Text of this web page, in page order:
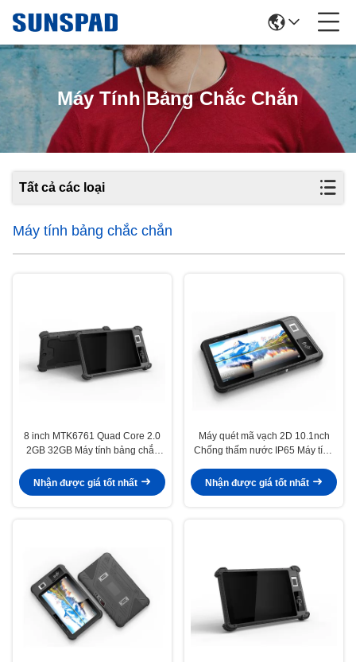
Máy Tính Bảng Chắc Chắn
Tất cả các loại
Máy tính bảng chắc chắn
8 inch MTK6761 Quad Core 2.0
2GB 32GB Máy tính bảng chắc
Nhận được giá tốt nhất
Máy quét mã vạch 2D 10.1nch
Chống thấm nước IP65 Máy tính
Nhận được giá tốt nhất